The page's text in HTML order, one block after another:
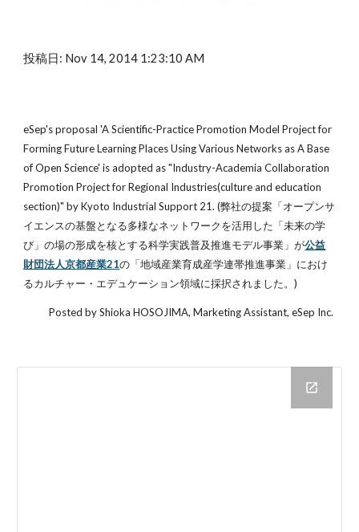
投稿日: Nov 14, 2014 1:23:10 AM
eSep's proposal 'A Scientific-Practice Promotion Model Project for
Forming Future Learning Places Using Various Networks as A Base
of Open Science' is adopted as "Industry-Academia Collaboration
Promotion Project for Regional Industries(culture and education
section)" by Kyoto Industrial Support 21. (弊社の提案「オープンサ
イエンスの基盤となる多様なネットワークを活用した「未来の学
び」の場の形成を核とする科学実践普及推進モデル事業」が公益
財団法人京都産業21の「地域産業育成産学連帯推進事業」におけ
るカルチャー・エデュケーション領域に採択されました。)
Posted by Shioka HOSOJIMA, Marketing Assistant, eSep Inc.